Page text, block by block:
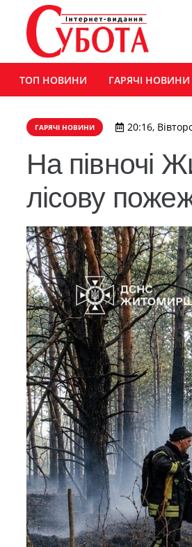
ТОП НОВИНИ ГАРЯЧІ НОВИНИ
ГАРЯЧІ НОВИНИ 20:16,
На півночі
лісову